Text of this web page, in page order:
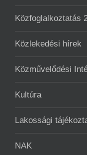
Közfoglalkoztatás
Közlekedési hírek
Közművelődési
Kultúra
Lakossági
NAK